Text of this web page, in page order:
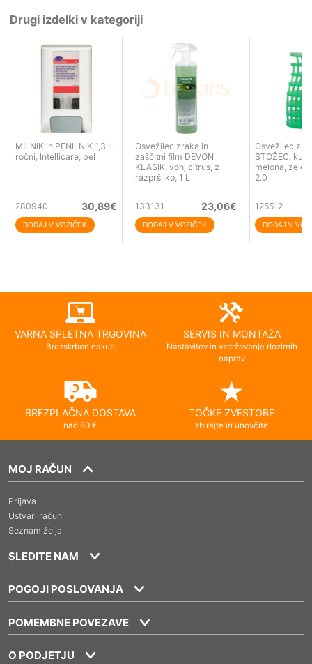
Drugi izdelki v kategoriji
MILNIK in PENILNIK 1,3 L,
ročni, Intellicare, bel
280940 30,89€
Osvežilec zraka in
zaščitni film DEVON
KLASIK, vonj citrus, z
razpršilko, 1 L
133131 23,06€
Osvežilec
STOŽEC,
melona,
2.0
125512
VARNA SPLETNA TRGOVINA
Brezskrben nakup
SERVIS IN MONTAŽA
Nastavitev in vzdrževanje dozirnih
naprav
BREZPLAČNA DOSTAVA
nad 80 €
TOČKE ZVESTOBE
zbirajte in unovčite
MOJ RAČUN
Prijava
Ustvari račun
Seznam želja
SLEDITE NAM
POGOJI POSLOVANJA
POMEMBNE POVEZAVE
O PODJETJU